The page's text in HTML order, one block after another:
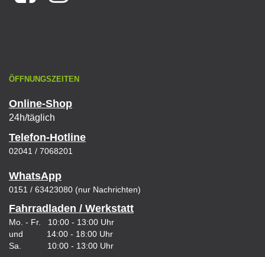
ÖFFNUNGSZEITEN
Online-Shop
24h/täglich
Telefon-Hotline
02041 / 7068201
WhatsApp
0151 / 63423080 (nur Nachrichten)
Fahrradladen / Werkstatt
Mo. - Fr. 10:00 - 13:00 Uhr
und 14:00 - 18:00 Uhr
Sa. 10:00 - 13:00 Uhr